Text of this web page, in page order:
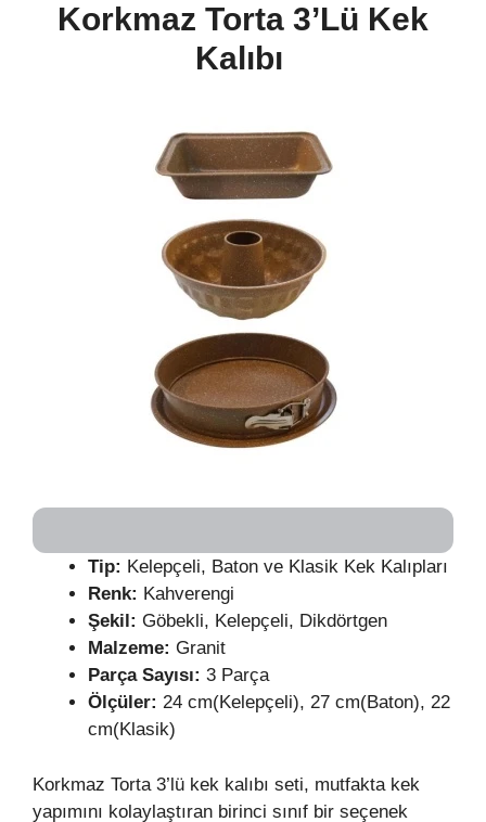
Korkmaz Torta 3’lü Kek
Kalıbı
Tip: Kelepçeli, Baton ve Klasik Kek Kalıpları
Renk: Kahverengi
Şekil: Göbekli, Kelepçeli, Dikdörtgen
Malzeme: Granit
Parça Sayısı: 3 Parça
Ölçüler: 24 cm(Kelepçeli), 27 cm(Baton), 22
cm(Klasik)
Korkmaz Torta 3’lü kek kalıbı seti, mutfakta kek
yapımını kolaylaştıran birinci sınıf bir seçenek